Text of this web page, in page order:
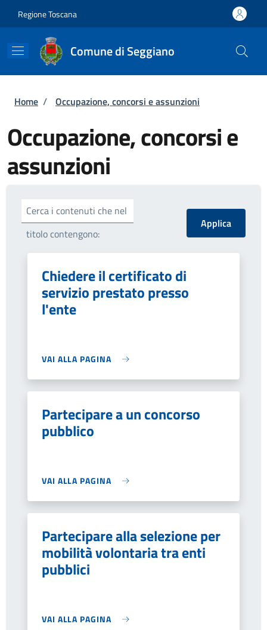
Regione Toscana
Comune di Seggiano
Briciole di pane
Home / Occupazione, concorsi e assunzioni
Occupazione, concorsi e
assunzioni
Cerca i contenuti che nel
titolo contengono:
Chiedere il certificato di
servizio prestato presso
l'ente
VAI ALLA PAGINA
Partecipare a un concorso
pubblico
VAI ALLA PAGINA
Partecipare alla selezione per
mobilità volontaria tra enti
pubblici
VAI ALLA PAGINA